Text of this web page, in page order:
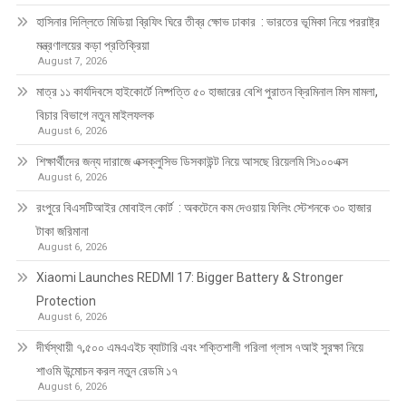
হাসিনার দিল্লিতে মিডিয়া ব্রিফিং ঘিরে তীব্র ক্ষোভ ঢাকার : ভারতের ভূমিকা নিয়ে পররাষ্ট্র
মন্ত্রণালয়ের কড়া প্রতিক্রিয়া
August 7, 2026
মাত্র ১১ কার্যদিবসে হাইকোর্টে নিষ্পত্তি ৫০ হাজারের বেশি পুরাতন ক্রিমিনাল মিস মামলা,
বিচার বিভাগে নতুন মাইলফলক
August 6, 2026
শিক্ষার্থীদের জন্য দারাজে এক্সক্লুসিভ ডিসকাউন্ট নিয়ে আসছে রিয়েলমি সি১০০এক্স
August 6, 2026
রংপুরে বিএসটিআইর মোবাইল কোর্ট : অকটেনে কম দেওয়ায় ফিলিং স্টেশনকে ৩০ হাজার
টাকা জরিমানা
August 6, 2026
Xiaomi Launches REDMI 17: Bigger Battery & Stronger
Protection
August 6, 2026
দীর্ঘস্থায়ী ৭,৫০০ এমএএইচ ব্যাটারি এবং শক্তিশালী গরিলা গ্লাস ৭আই সুরক্ষা নিয়ে
শাওমি উন্মোচন করল নতুন রেডমি ১৭
August 6, 2026